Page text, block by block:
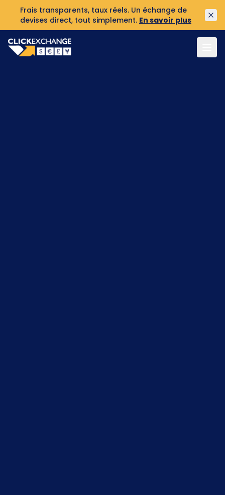
Frais transparents, taux réels. Un échange de
devises direct, tout simplement. En savoir plus